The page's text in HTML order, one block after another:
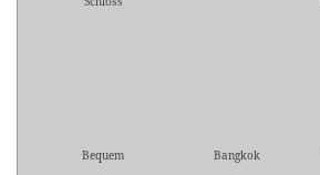
Bequem Bangkok